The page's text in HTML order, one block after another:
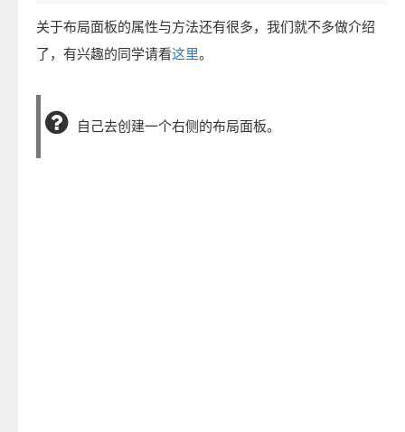
关于布局面板的属性与方法还有很多，我们就不多做介绍
了，有兴趣的同学请看这里。
自己去创建一个右侧的布局面板。